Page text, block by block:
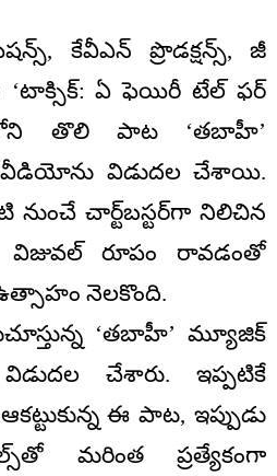
కేవీఎన్ ప్రొడక్షన్స్, జీ
‘టాక్సిక్: ఏ ఫెయిరీ టేల్ ఫర్
తొలి పాట ‘తబాహీ’
విడుదల చేశాయి.
చార్ట్‌బస్టర్‌గా నిలిచిన
విజువల్ రూపం రావడంతో
నెలకొంది.
‘తబాహీ’ మ్యూజిక్
చేశారు. ఇప్పటికే
ఈ పాట, ఇప్పుడు
మరింత ప్రత్యేకంగా